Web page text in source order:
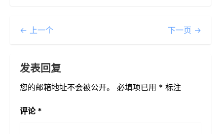
← 上一个 下一页 →
发表回复
您的邮箱地址不会被公开。 必填项已用 * 标注
评论 *